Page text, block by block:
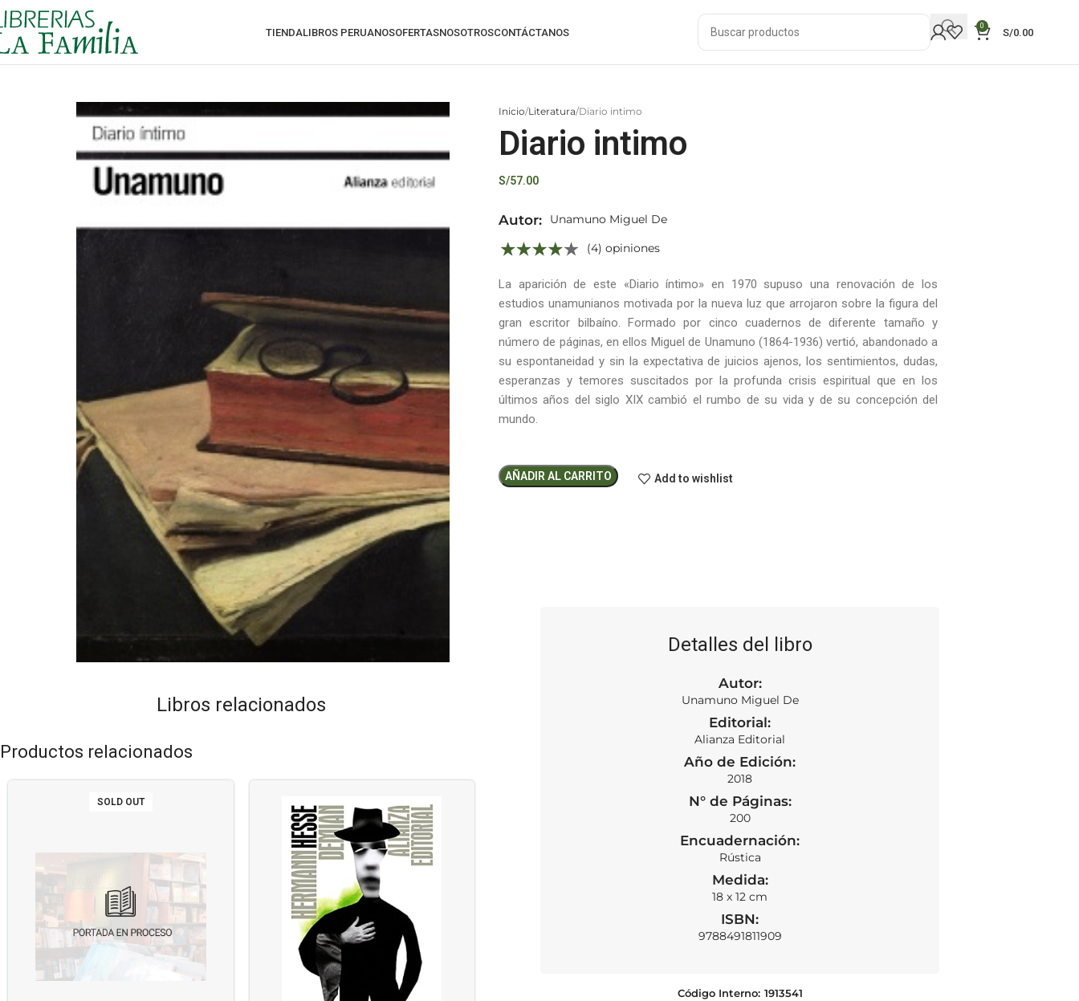
TIENDALIBROS PERUANOSOFERTASNOSOTROSCONTÁCTANOS
0
S/0.00
Inicio Literatura Diario intimo
Diario intimo
S/57.00
Autor:
Unamuno Miguel De
(4) opiniones
La aparición de este «Diario íntimo» en 1970 supuso una renovación de los
estudios unamunianos motivada por la nueva luz que arrojaron sobre la figura del
gran escritor bilbaíno. Formado por cinco cuadernos de diferente tamaño y
número de páginas, en ellos Miguel de Unamuno (1864-1936) vertió, abandonado a
su espontaneidad y sin la expectativa de juicios ajenos, los sentimientos, dudas,
esperanzas y temores suscitados por la profunda crisis espiritual que en los
últimos años del siglo XIX cambió el rumbo de su vida y de su concepción del
mundo.
AÑADIR AL CARRITO Add to wishlist
Libros relacionados
Productos relacionados
SOLD OUT
Detalles del libro
Autor:
Unamuno Miguel De
Editorial:
Alianza Editorial
Año de Edición:
2018
N° de Páginas:
200
Encuadernación:
Rústica
Medida:
18 x 12 cm
ISBN:
9788491811909
Código Interno: 1913541